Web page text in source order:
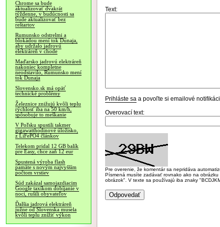
Chrome sa bude
aktualizovať dvakrát
týždenne, v budúcnosti sa
bude aktualizovať bez
reštartov
Rumunsko odstrelmi a
blokádou mení tok Dunaja,
aby udržalo jadrovú
elektráreň v chode
Maďarsko jadrovú elektráreň
nakoniec kompletne
neodstavilo, Rumunsko mení
tok Dunaja
Slovensko.sk má opäť
technické problémy
Železnice znižujú kvôli teplu
rýchlosť iba na 50 km/h,
spôsobuje to meškanie
V Poľsku spustili takmer
gigawatthodinové úložisko,
z LiFePO4 článkov
Telekom pridal 12 GB balík
pre Easy, chce zaň 12 eur
Spustená výroba flash
pamäte s novým najvyšším
počtom vrstiev
Súd zakázal samojazdiacim
Google taxíkom dobíjanie v
noci, rušili obyvateľov
Ďalšia jadrová elektráreň
južne od Slovenska musela
kvôli teplu znížiť výkon
Text:
Prihláste sa a povoľte si emailové
Overovací text:
Pre overenie, že komentár sa nepridáva
Písmená musíte zadávať rovnako ako na
obrázok". V texte sa používajú iba znaky